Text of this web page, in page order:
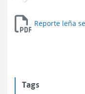
Reporte leña
Tags